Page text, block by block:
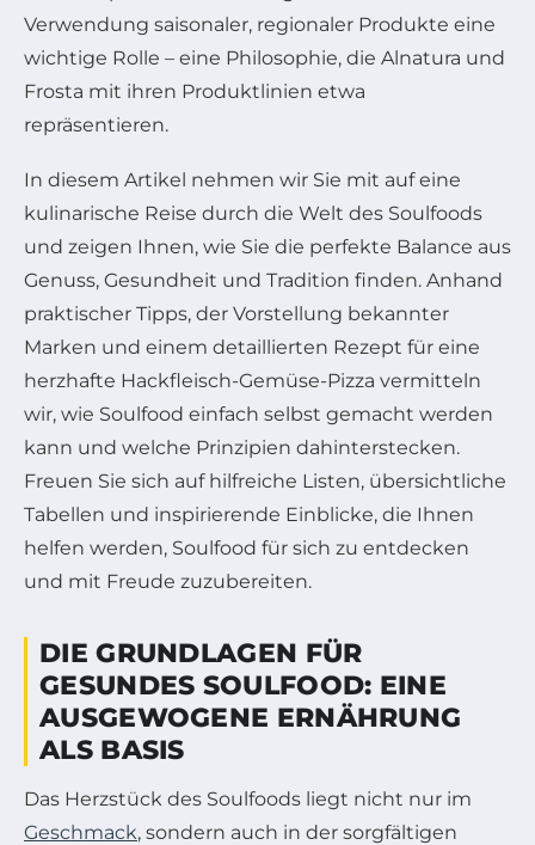
Verwendung saisonaler, regionaler Produkte eine
wichtige Rolle – eine Philosophie, die Alnatura und
Frosta mit ihren Produktlinien etwa
repräsentieren.
In diesem Artikel nehmen wir Sie mit auf eine
kulinarische Reise durch die Welt des Soulfoods
und zeigen Ihnen, wie Sie die perfekte Balance aus
Genuss, Gesundheit und Tradition finden. Anhand
praktischer Tipps, der Vorstellung bekannter
Marken und einem detaillierten Rezept für eine
herzhafte Hackfleisch-Gemüse-Pizza vermitteln
wir, wie Soulfood einfach selbst gemacht werden
kann und welche Prinzipien dahinterstecken.
Freuen Sie sich auf hilfreiche Listen, übersichtliche
Tabellen und inspirierende Einblicke, die Ihnen
helfen werden, Soulfood für sich zu entdecken
und mit Freude zuzubereiten.
DIE GRUNDLAGEN FÜR
GESUNDES SOULFOOD: EINE
AUSGEWOGENE ERNÄHRUNG
ALS BASIS
Das Herzstück des Soulfoods liegt nicht nur im
Geschmack, sondern auch in der sorgfältigen